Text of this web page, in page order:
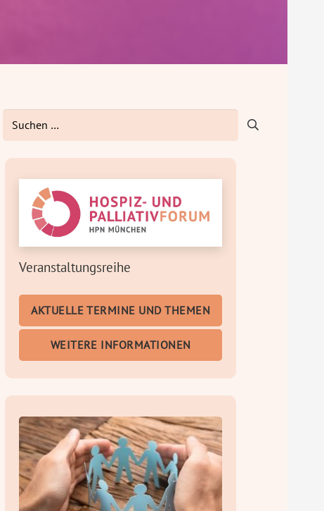
Suchen
nach:
Veranstaltungsreihe
AKTUELLE TERMINE UND THEMEN
WEITERE INFORMATIONEN